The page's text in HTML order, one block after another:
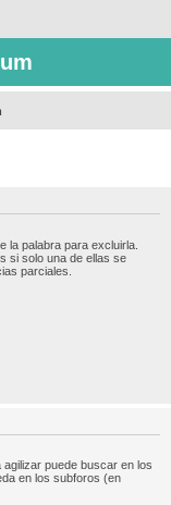
la palabra para excluirla.
si solo una de ellas se
parciales.
puede buscar en los
en los subforos (en